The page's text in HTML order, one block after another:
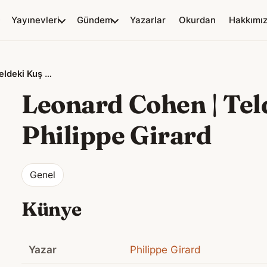
Yayınevleri Gündem Yazarlar Okurdan
Leonard Cohen | Teldeki Kuş – Philippe Girard
Leonard Cohen |
Philippe Girard
Genel
Künye
Yazar Philippe Girard